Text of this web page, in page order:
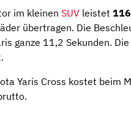
im kleinen SUV leistet
übertragen. Die
ganze 11,2 Sekunden.
Yaris Cross kostet beim